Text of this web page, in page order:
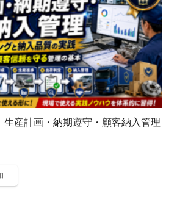
生産計画・納期遵守・顧客納入管理